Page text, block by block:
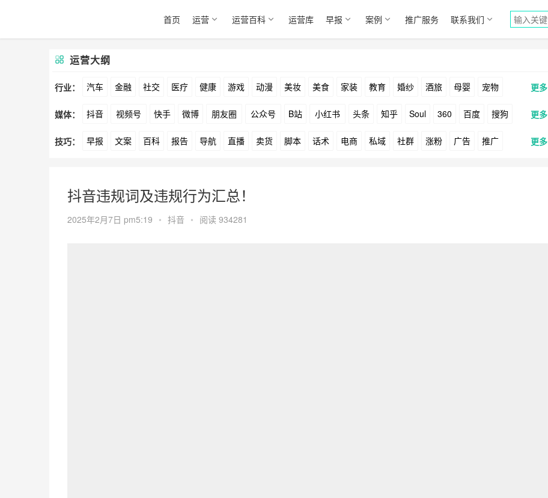
首页 运营 运营百科 运营库 早报 案例 推广服务 联系我们
运营大纲
行业： 汽车 金融 社交 医疗 健康 游戏 动漫 美妆 美食 家装 教育 婚纱 酒旅 母婴 宠物
文娱 跨境 科技 广告 元宇宙 房地产
更多
媒体： 抖音 视频号 快手 微博 朋友圈 公众号 B站 小红书 头条 知乎 Soul 360 百度 搜狗
爱奇艺 美柚 美图 最右 神马 谷歌 Facebook Tiktok YouTube Yahoo Bing
更多
技巧： 早报 文案 百科 报告 导航 直播 卖货 脚本 话术 电商 私域 社群 涨粉 广告 推广 更多
抖音违规词及违规行为汇总！
2025年2月7日 pm5:19 • 抖音 • 阅读 934281